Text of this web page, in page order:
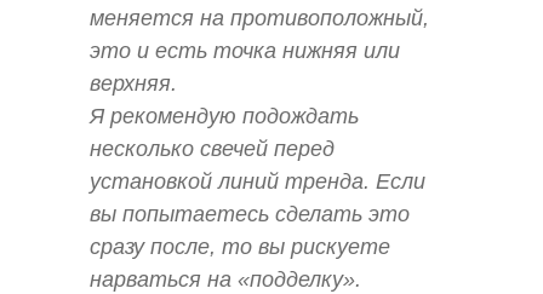
меняется на противоположный,
это и есть точка нижняя или
верхняя.
Я рекомендую подождать
несколько свечей перед
установкой линий тренда. Если
вы попытаетесь сделать это
сразу после, то вы рискуете
нарваться на «подделку».